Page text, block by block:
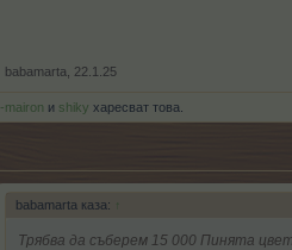
babamarta 22.1.25
-mairon и shiky харесват това.
babamarta каза: ↑
Трябва да съберем 15 000 Пинята